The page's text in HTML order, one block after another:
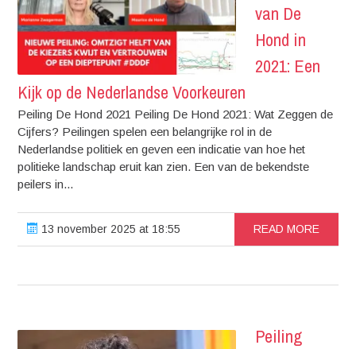
van De
Hond in
2021: Een
Kijk op de Nederlandse Voorkeuren
Peiling De Hond 2021 Peiling De Hond 2021: Wat Zeggen de
Cijfers? Peilingen spelen een belangrijke rol in de
Nederlandse politiek en geven een indicatie van hoe het
politieke landschap eruit kan zien. Een van de bekendste
peilers in...
13 november 2025 at 18:55 READ MORE
Peiling